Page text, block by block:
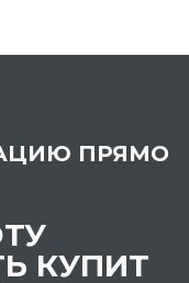
ПРЯМО
КУПИТ